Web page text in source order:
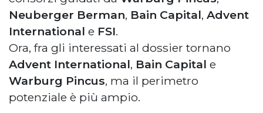
Neuberger Berman, Bain Capital, Advent
International e FSI.
Ora, fra gli interessati al dossier tornano
Advent International, Bain Capital e
Warburg Pincus, ma il perimetro
potenziale è più ampio.